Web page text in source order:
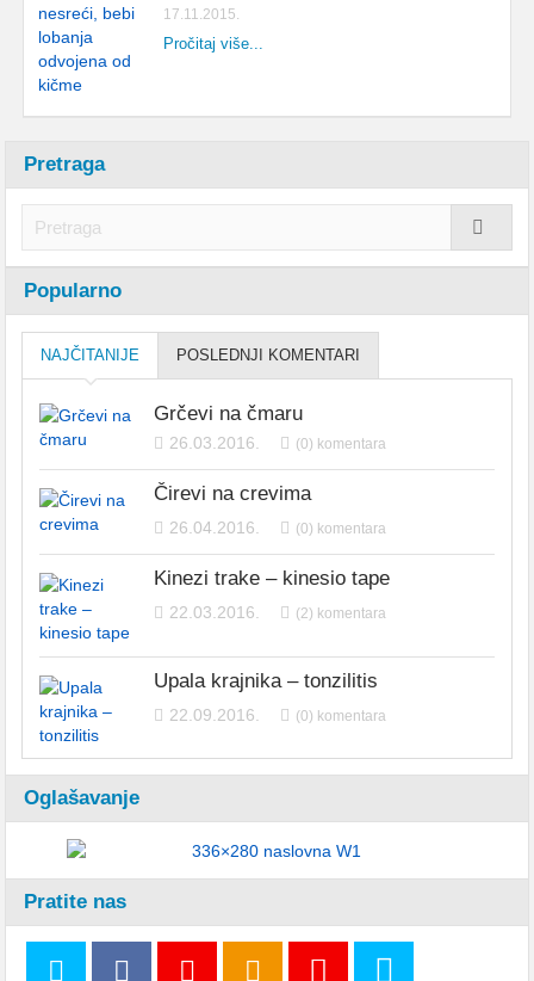
17.11.2015.
Pročitaj više...
Pretraga
Popularno
NAJČITANIJE POSLEDNJI KOMENTARI
Grčevi na čmaru
26.03.2016. (0) komentara
Čirevi na crevima
26.04.2016. (0) komentara
Kinezi trake – kinesio tape
22.03.2016. (2) komentara
Upala krajnika – tonzilitis
22.09.2016. (0) komentara
Oglašavanje
Pratite nas